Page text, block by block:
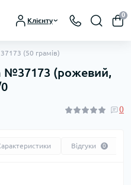
Клієнту
0
(50 грамів)
№37173 (рожевий,
0
Відгуки 0